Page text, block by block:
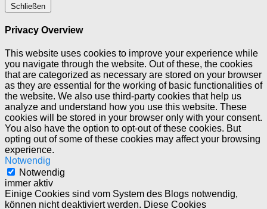
Schließen
Privacy Overview
This website uses cookies to improve your experience while
you navigate through the website. Out of these, the cookies
that are categorized as necessary are stored on your browser
as they are essential for the working of basic functionalities of
the website. We also use third-party cookies that help us
analyze and understand how you use this website. These
cookies will be stored in your browser only with your consent.
You also have the option to opt-out of these cookies. But
opting out of some of these cookies may affect your browsing
experience.
Notwendig
Notwendig
immer aktiv
Einige Cookies sind vom System des Blogs notwendig,
können nicht deaktiviert werden. Diese Cookies